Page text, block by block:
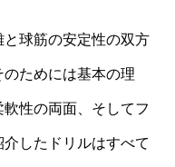
球筋の安定性の双方
ためには基本の理
性の両面、そしてフ
したドリルはすべて